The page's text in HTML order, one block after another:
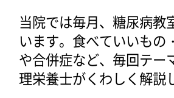
当院では毎月、糖尿病教
います。食べていいもの
や合併症など、毎回テー
理栄養士がくわしく解説